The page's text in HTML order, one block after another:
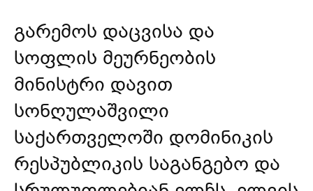
გარემოს დაცვისა და
სოფლის მეურნეობის
მინისტრი დავით
სონღულაშვილი
საქართველოში დომინიკის
რესპუბლიკის საგანგებო და